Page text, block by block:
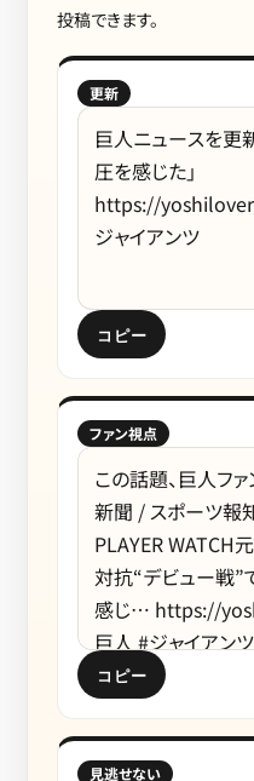
投稿できます。
更新
コピー
ファン視点
コピー
見逃せない